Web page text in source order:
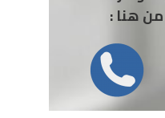
من هنا :